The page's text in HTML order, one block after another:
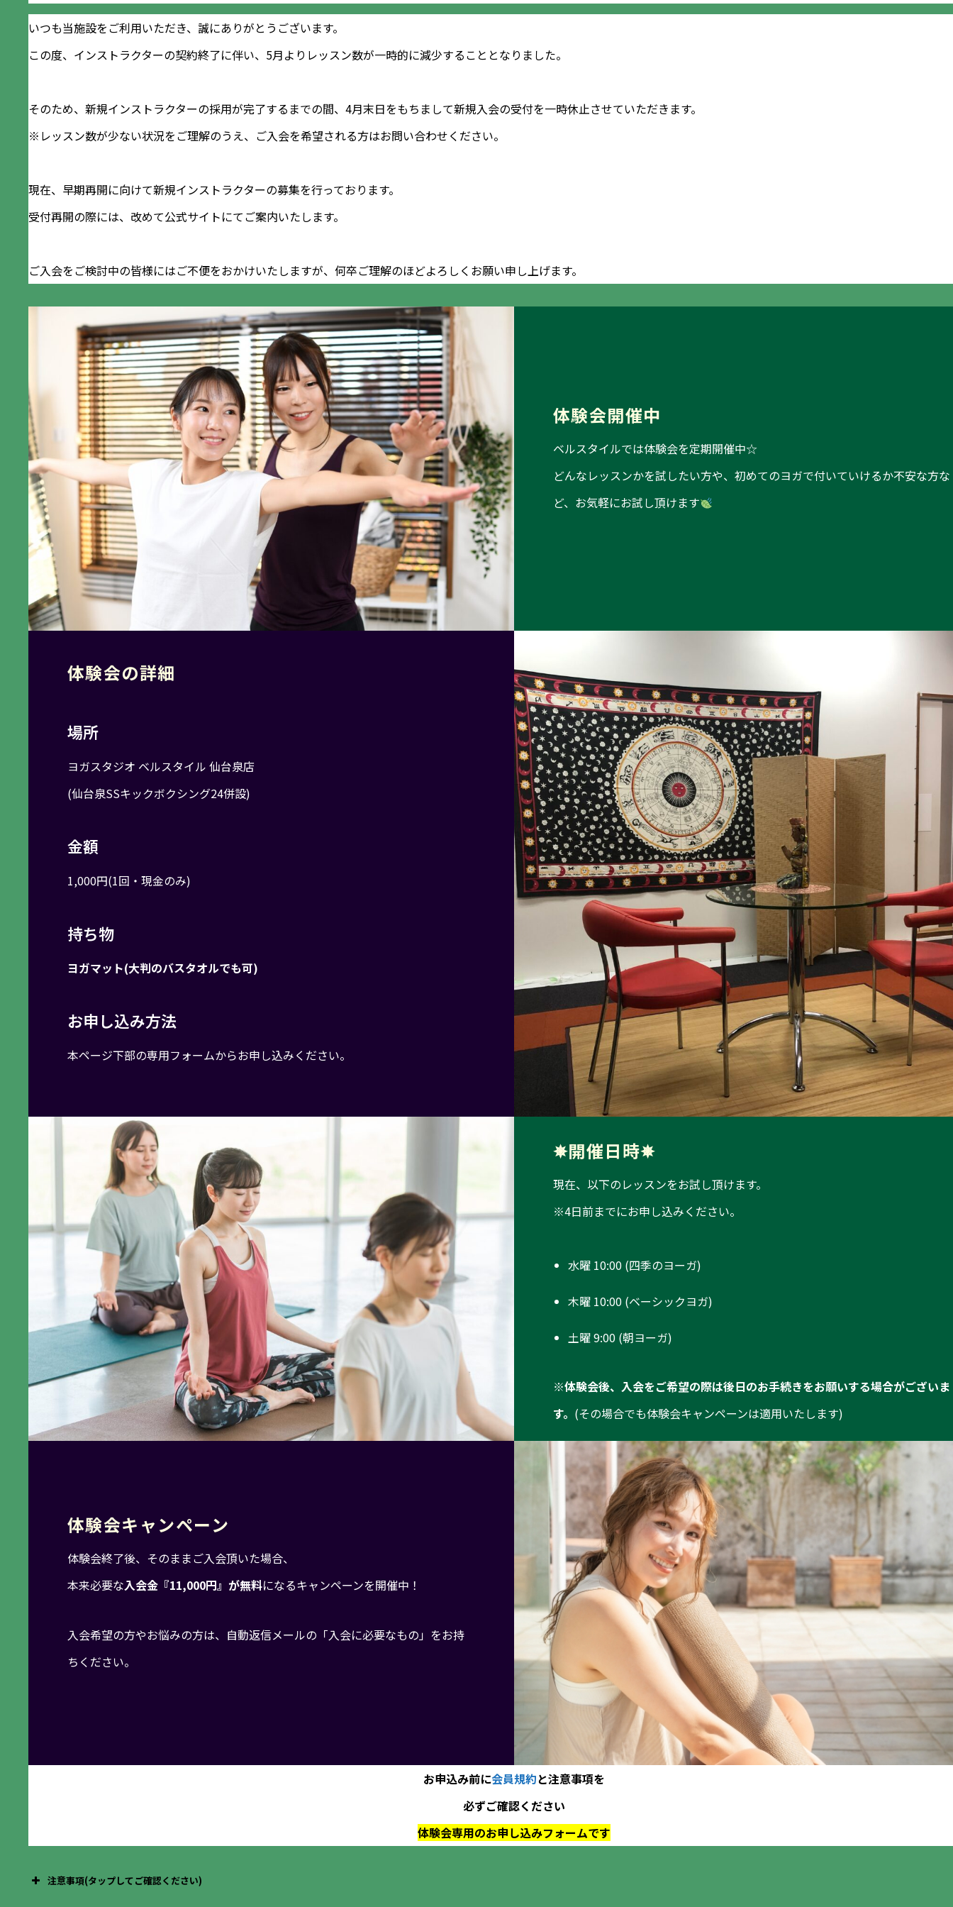
いつも当施設をご利用いただき、誠にありがとうございます。
この度、インストラクターの契約終了に伴い、5月よりレッスン数が一時的に減少することとなりました。
そのため、新規インストラクターの採用が完了するまでの間、4月末日をもちまして新規入会の受付を一時休止させていただきます。
※レッスン数が少ない状況をご理解のうえ、ご入会を希望される方はお問い合わせください。
現在、早期再開に向けて新規インストラクターの募集を行っております。
受付再開の際には、改めて公式サイトにてご案内いたします。
ご入会をご検討中の皆様にはご不便をおかけいたしますが、何卒ご理解のほどよろしくお願い申し上げます。
体験会開催中
ベルスタイルでは体験会を定期開催中☆
どんなレッスンかを試したい方や、初めてのヨガで付いていけるか不安な方な
ど、お気軽にお試し頂けます
体験会の詳細
場所
ヨガスタジオ ベルスタイル 仙台泉店
(仙台泉SSキックボクシング24併設)
金額
1,000円(1回・現金のみ)
持ち物
ヨガマット(大判のバスタオルでも可)
お申し込み方法
本ページ下部の専用フォームからお申し込みください。
✵開催日時✵
現在、以下のレッスンをお試し頂けます。
※4日前までにお申し込みください。
水曜 10:00 (四季のヨーガ)
木曜 10:00 (ベーシックヨガ)
土曜 9:00 (朝ヨーガ)
※体験会後、入会をご希望の際は後日のお手続きをお願いする場合がございま
す。 (その場合でも体験会キャンペーンは適用いたします)
体験会キ ャ ンペーン
体験会終了後、そのままご入会頂いた場合、
本来必要な入会金『11,000円』が無料になるキャンペーンを開催中！
入会希望の方やお悩みの方は、自動返信メールの「入会に必要なもの」をお持
ちください。
お申込み前に会員規約と注意事項を
必ずご確認ください
体験会専用のお申し込みフォームです
注意事項(タップしてご確認ください)